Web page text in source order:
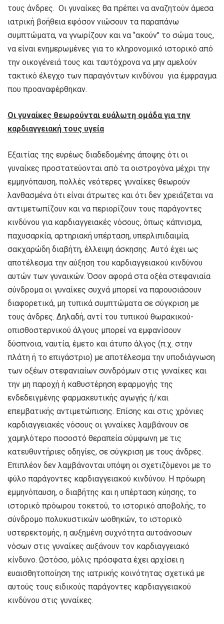
τους άνδρες. Οι γυναίκες θα πρέπει να αναζητούν άμεσα
ιατρική βοήθεια εφόσον νιώσουν τα παραπάνω
συμπτώματα, να γνωρίζουν και να ‘’ακούν’’ το σώμα τους,
να είναι ενημερωμένες για το κληρονομικό ιστορικό από
την οικογένειά τους και ταυτόχρονα να μην αμελούν
τακτικό έλεγχο των παραγόντων κινδύνου για έμφραγμα
που προαναφέρθηκαν.
Οι γυναίκες θεωρούνται ευάλωτη ομάδα για την
καρδιαγγειακή τους υγεία
Εξαιτίας της ευρέως διαδεδομένης άποψης ότι οι
γυναίκες προστατεύονται από τα οιστρογόνα μέχρι την
εμμηνόπαυση, πολλές νεότερες γυναίκες θεωρούν
λανθασμένα ότι είναι άτρωτες και ότι δεν χρειάζεται να
αντιμετωπίζουν και να περιορίζουν τους παράγοντες
κινδύνου για καρδιαγγειακές νόσους, όπως κάπνισμα,
παχυσαρκία, αρτηριακή υπέρταση, υπερλιπιδαιμία,
σακχαρώδη διαβήτη, έλλειψη άσκησης. Αυτό έχει ως
αποτέλεσμα την αύξηση του καρδιαγγειακού κινδύνου
αυτών των γυναικών. Όσον αφορά στα οξέα στεφανιαία
σύνδρομα οι γυναίκες συχνά μπορεί να παρουσιάσουν
διαφορετικά, μη τυπικά συμπτώματα σε σύγκριση με
τους άνδρες. Δηλαδή, αντί του τυπικού θωρακικού-
οπισθοστερνικού άλγους μπορεί να εμφανίσουν
δύσπνοια, ναυτία, έμετο και άτυπο άλγος (π.χ. στην
πλάτη ή το επιγάστριο) με αποτέλεσμα την υποδιάγνωση
των οξέων στεφανιαίων συνδρόμων στις γυναίκες και
την μη παροχή ή καθυστέρηση εφαρμογής της
ενδεδειγμένης φαρμακευτικής αγωγής ή/και
επεμβατικής αντιμετώπισης. Επίσης και στις χρόνιες
καρδιαγγειακές νόσους οι γυναίκες λαμβάνουν σε
χαμηλότερο ποσοστό θεραπεία σύμφωνη με τις
κατευθυντήριες οδηγίες, σε σύγκριση με τους άνδρες.
Επιπλέον δεν λαμβάνονται υπόψη οι σχετιζόμενοι με το
φύλο παράγοντες καρδιαγγειακού κινδύνου. Η πρόωρη
εμμηνόπαυση, ο διαβήτης και η υπέρταση κύησης, το
ιστορικό πρόωρου τοκετού, το ιστορικό αποβολής, το
σύνδρομο πολυκυστικών ωοθηκών, το ιστορικό
υστερεκτομής, η αυξημένη συχνότητα αυτοάνοσων
νόσων στις γυναίκες αυξάνουν τον καρδιαγγειακό
κίνδυνο. Ωστόσο, μόλις πρόσφατα έχει αρχίσει η
ευαισθητοποίηση της ιατρικής κοινότητας σχετικά με
αυτούς τους ειδικούς παράγοντες καρδιαγγειακού
κινδύνου στις γυναίκες.